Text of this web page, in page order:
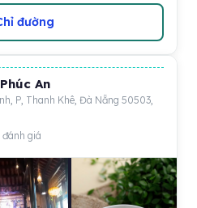
đường
An
P, Thanh Khê, Đà Nẵng 50503,
đánh giá